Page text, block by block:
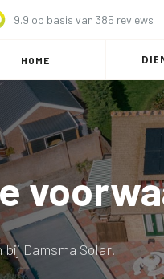
9.9 op basis van 385 reviews
HOME
Damsma Solar.